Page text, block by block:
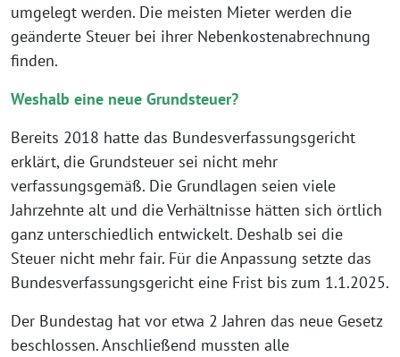
umgelegt werden. Die meisten Mieter werden die
geänderte Steuer bei ihrer Nebenkostenabrechnung
finden.
Weshalb eine neue Grundsteuer?
Bereits 2018 hatte das Bundesverfassungsgericht
erklärt, die Grundsteuer sei nicht mehr
verfassungsgemäß. Die Grundlagen seien viele
Jahrzehnte alt und die Verhältnisse hätten sich örtlich
ganz unterschiedlich entwickelt. Deshalb sei die
Steuer nicht mehr fair. Für die Anpassung setzte das
Bundesverfassungsgericht eine Frist bis zum 1.1.2025.
Der Bundestag hat vor etwa 2 Jahren das neue Gesetz
beschlossen. Anschließend mussten alle